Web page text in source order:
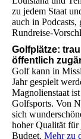
zu jedem Staat
auch in Podcasts,
Rundreise-
Golfplätze:
öffentlich
Golf kann in
Jahr gespielt
Magnolienstaat
Golfsports. Von
sich
hoher Qualität für
Budget. Mehr zu